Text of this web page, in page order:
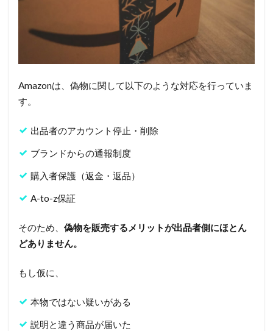
Amazonは、偽物に関して以下のような対応を行っていま
す。
出品者のアカウント停止・削除
ブランドからの通報制度
購入者保護（返金・返品）
A-to-z保証
そのため、 偽物を販売するメリットが出品者側にほとん
どありません。
もし仮に、
本物ではない疑いがある
説明と違う商品が届いた